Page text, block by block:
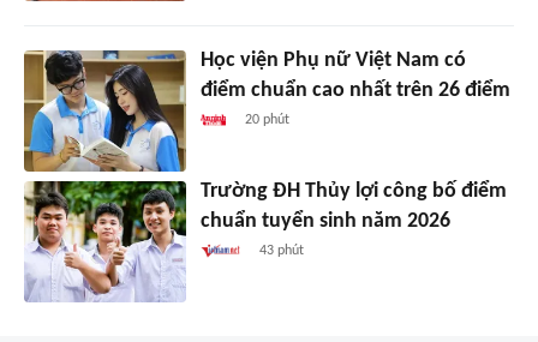
Học viện Phụ nữ Việt Nam có
điểm chuẩn cao nhất trên 26 điểm
20 phút
Trường ĐH Thủy lợi công bố điểm
chuẩn tuyển sinh năm 2026
43 phút